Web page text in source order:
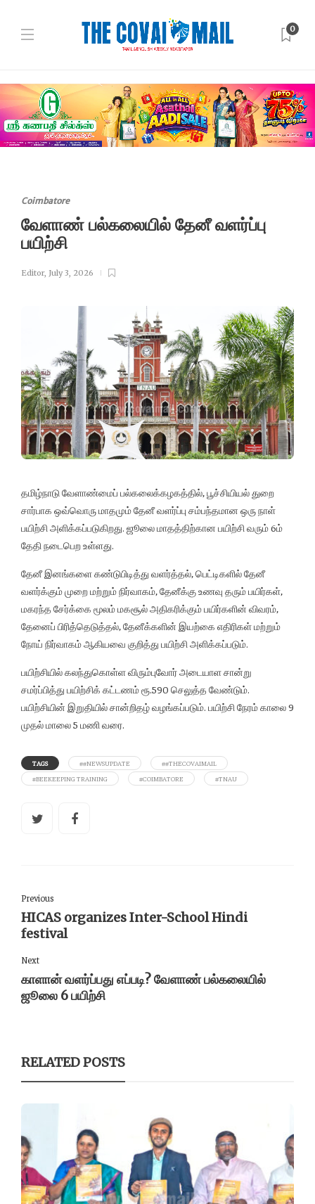
0
Coimbatore
வேளாண் பல்கலையில் தேனீ வளர்ப்பு
பயிற்சி
Editor, July 3, 2026
தமிழ்நாடு வேளாண்மைப் பல்கலைக்கழகத்தில், பூச்சியியல் துறை
சார்பாக ஒவ்வொரு மாதமும் தேனீ வளர்ப்பு சம்பந்தமான ஒரு நாள்
பயிற்சி அளிக்கப்படுகிறது. ஜூலை மாதத்திற்கான பயிற்சி வரும் 6ம்
தேதி நடைபெற உள்ளது.
தேனீ இனங்களை கண்டுபிடித்து வளர்த்தல், பெட்டிகளில் தேனீ
வளர்க்கும் முறை மற்றும் நிர்வாகம், தேனீக்கு உணவு தரும் பயிர்கள்,
மகரந்த சேர்க்கை மூலம் மகசூல் அதிகரிக்கும் பயிர்களின் விவரம்,
தேனைப் பிரித்தெடுத்தல், தேனீக்களின் இயற்கை எதிரிகள் மற்றும்
நோய் நிர்வாகம் ஆகியவை குறித்து பயிற்சி அளிக்கப்படும்.
பயிற்சியில் கலந்துகொள்ள விரும்புவோர் அடையாள சான்று
சமர்ப்பித்து பயிற்சிக் கட்டணம் ரூ.590 செலுத்த வேண்டும்.
பயிற்சியின் இறுதியில் சான்றிதழ் வழங்கப்படும். பயிற்சி நேரம் காலை 9
முதல் மாலை 5 மணி வரை.
TAGS ##NEWSUPDATE
##THECOVAIMAIL
#BEEKEEPING TRAINING
#COIMBATORE #TNAU
Previous
HICAS organizes Inter-School Hindi
festival
Next
காளான் வளர்ப்பது எப்படி? வேளாண் பல்கலையில்
ஜூலை 6 பயிற்சி
RELATED POSTS